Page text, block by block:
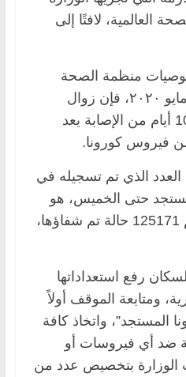
العالمية، لافتًا إلى
منظمة الصحة
العالمية الصادرة في ٢٧ مايو ٢٠٢٠، فإن زوال
الأعراض المرضية لمدة 10 أيام من الإصابة يعد
فيروس كورونا.
الذي تم تسجيله في
حتى الخميس، هو
159715 حالة من ضمنهم 125171 حالة تم شفاؤها،
رفع استعداداتها
ومتابعة الموقف أولاً
المستجد”، واتخاذ كافة
ضد أي فيروسات أو
الوزارة بتخصيص عدد من